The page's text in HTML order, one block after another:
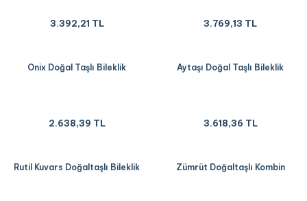
3.392,21 TL 3.769,13 TL
Onix Doğal Taşlı Bileklik
2.638,39 TL
Aytaşı Doğal Taşlı Bileklik
3.618,36 TL
Rutil Kuvars Doğaltaşlı Bileklik Zümrüt Doğaltaşlı Kombin